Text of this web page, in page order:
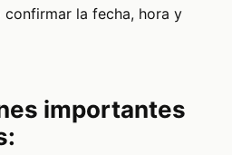
la fecha, hora y
importantes